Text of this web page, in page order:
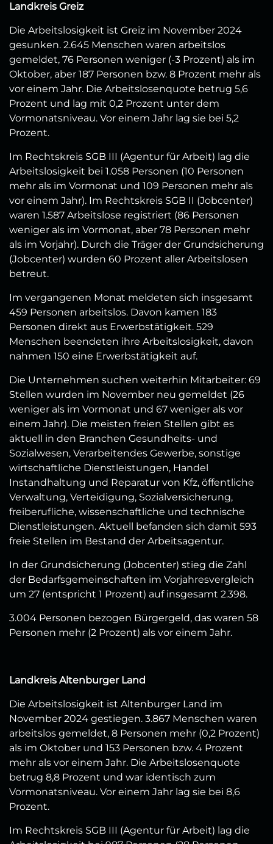
Landkreis Greiz
Die Arbeitslosigkeit ist Greiz im November 2024
gesunken. 2.645 Menschen waren arbeitslos
gemeldet, 76 Personen weniger (-3 Prozent) als im
Oktober, aber 187 Personen bzw. 8 Prozent mehr als
vor einem Jahr. Die Arbeitslosenquote betrug 5,6
Prozent und lag mit 0,2 Prozent unter dem
Vormonatsniveau. Vor einem Jahr lag sie bei 5,2
Prozent.
Im Rechtskreis SGB III (Agentur für Arbeit) lag die
Arbeitslosigkeit bei 1.058 Personen (10 Personen
mehr als im Vormonat und 109 Personen mehr als
vor einem Jahr). Im Rechtskreis SGB II (Jobcenter)
waren 1.587 Arbeitslose registriert (86 Personen
weniger als im Vormonat, aber 78 Personen mehr
als im Vorjahr). Durch die Träger der Grundsicherung
(Jobcenter) wurden 60 Prozent aller Arbeitslosen
betreut.
Im vergangenen Monat meldeten sich insgesamt
459 Personen arbeitslos. Davon kamen 183
Personen direkt aus Erwerbstätigkeit. 529
Menschen beendeten ihre Arbeitslosigkeit, davon
nahmen 150 eine Erwerbstätigkeit auf.
Die Unternehmen suchen weiterhin Mitarbeiter: 69
Stellen wurden im November neu gemeldet (26
weniger als im Vormonat und 67 weniger als vor
einem Jahr). Die meisten freien Stellen gibt es
aktuell in den Branchen Gesundheits- und
Sozialwesen, Verarbeitendes Gewerbe, sonstige
wirtschaftliche Dienstleistungen, Handel
Instandhaltung und Reparatur von Kfz, öffentliche
Verwaltung, Verteidigung, Sozialversicherung,
freiberufliche, wissenschaftliche und technische
Dienstleistungen. Aktuell befanden sich damit 593
freie Stellen im Bestand der Arbeitsagentur.
In der Grundsicherung (Jobcenter) stieg die Zahl
der Bedarfsgemeinschaften im Vorjahresvergleich
um 27 (entspricht 1 Prozent) auf insgesamt 2.398.
3.004 Personen bezogen Bürgergeld, das waren 58
Personen mehr (2 Prozent) als vor einem Jahr.
Landkreis Altenburger Land
Die Arbeitslosigkeit ist Altenburger Land im
November 2024 gestiegen. 3.867 Menschen waren
arbeitslos gemeldet, 8 Personen mehr (0,2 Prozent)
als im Oktober und 153 Personen bzw. 4 Prozent
mehr als vor einem Jahr. Die Arbeitslosenquote
betrug 8,8 Prozent und war identisch zum
Vormonatsniveau. Vor einem Jahr lag sie bei 8,6
Prozent.
Im Rechtskreis SGB III (Agentur für Arbeit) lag die